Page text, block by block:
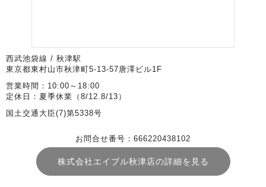
西武池袋線 / 秋津駅
東京都東村山市秋津町5-13-57唐澤ビル1F
営業時間：10:00～18:00
定休日：夏季休業（8/12.8/13）
国土交通大臣(7)第5338号
お問合せ番号：666220438102
株式会社エイブル秋津店の詳細を見る